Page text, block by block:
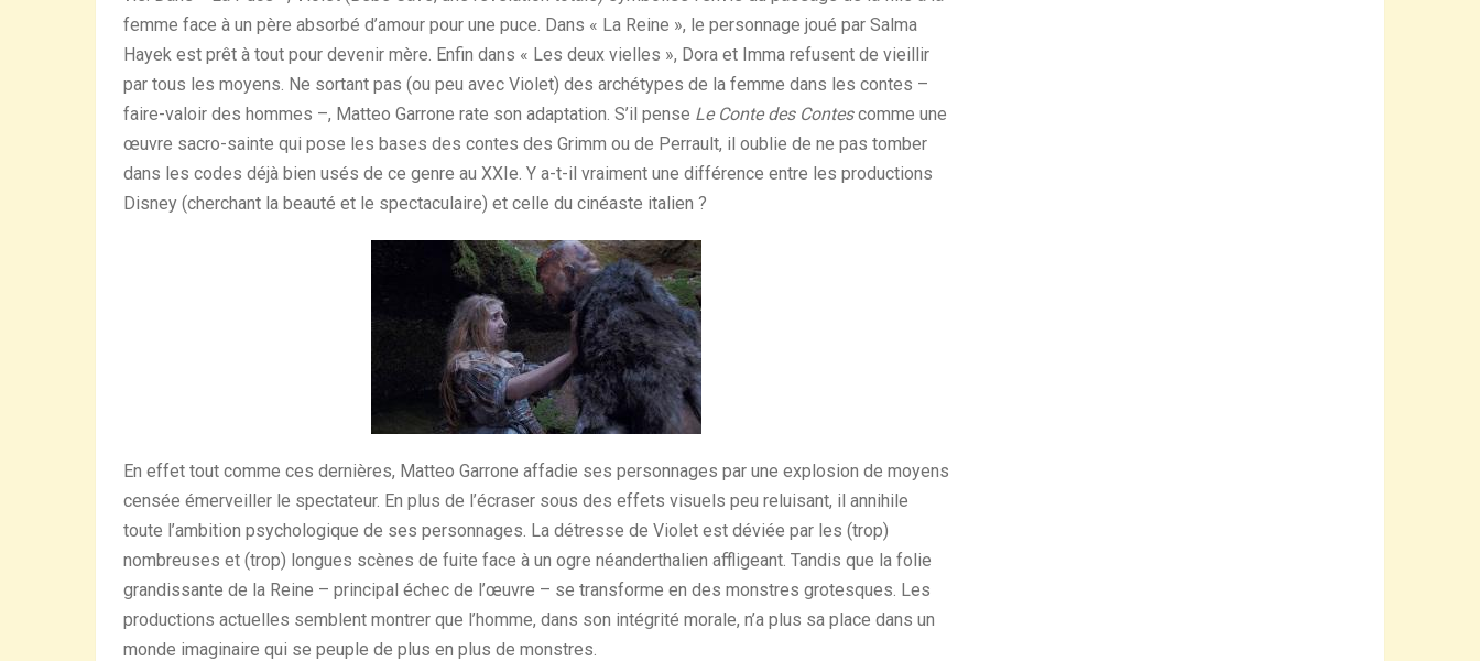
femme face à un père absorbé d’amour pour une puce. Dans « La Reine », le personnage joué par Salma
Hayek est prêt à tout pour devenir mère. Enfin dans « Les deux vielles », Dora et Imma refusent de vieillir
par tous les moyens. Ne sortant pas (ou peu avec Violet) des archétypes de la femme dans les contes –
faire-valoir des hommes –, Matteo Garrone rate son adaptation. S’il pense Le Conte des Contescomme une
œuvre sacro-sainte qui pose les bases des contes des Grimm ou de Perrault, il oublie de ne pas tomber
dans les codes déjà bien usés de ce genre au XXIe. Y a-t-il vraiment une différence entre les productions
Disney (cherchant la beauté et le spectaculaire) et celle du cinéaste italien ?
En effet tout comme ces dernières, Matteo Garrone affadie ses personnages par une explosion de moyens
censée émerveiller le spectateur. En plus de l’écraser sous des effets visuels peu reluisant, il annihile
toute l’ambition psychologique de ses personnages. La détresse de Violet est déviée par les (trop)
nombreuses et (trop) longues scènes de fuite face à un ogre néanderthalien affligeant. Tandis que la folie
grandissante de la Reine – principal échec de l’œuvre – se transforme en des monstres grotesques. Les
productions actuelles semblent montrer que l’homme, dans son intégrité morale, n’a plus sa place dans un
monde imaginaire qui se peuple de plus en plus de monstres.